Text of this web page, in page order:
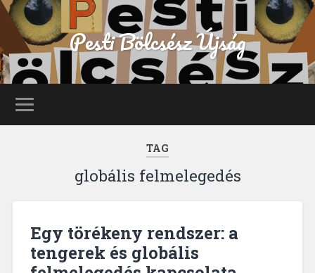
Pesti Bölcsész Újság
TAG
globális felmelegedés
Egy törékeny rendszer: a
tengerek és globális